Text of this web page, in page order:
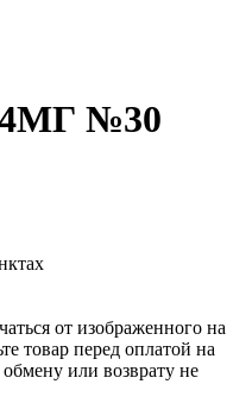
№30
от изображенного на
товар перед оплатой на
или возврату не